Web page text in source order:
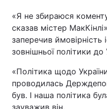
«Я не збираюся
сказав містер
заперечив ймовірність
зовнішньої політики до
«Політика щодо
проводилась
був. І наша політика
зауважив він.